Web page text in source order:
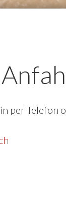
per Telefon